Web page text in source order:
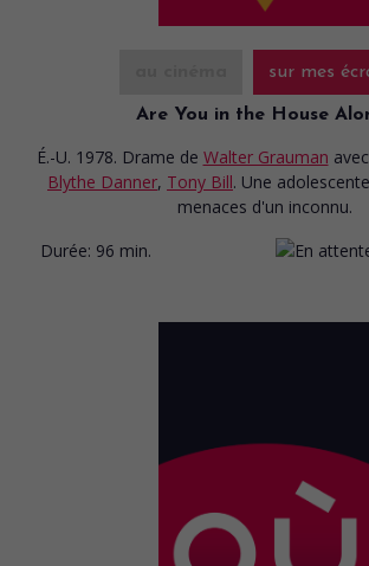
sur mes
Are You in the House
É.-U. 1978. Drame de Walter Grauman avec
Blythe Danner, Tony Bill. Une
menaces d'un inconnu.
Durée: 96 min.